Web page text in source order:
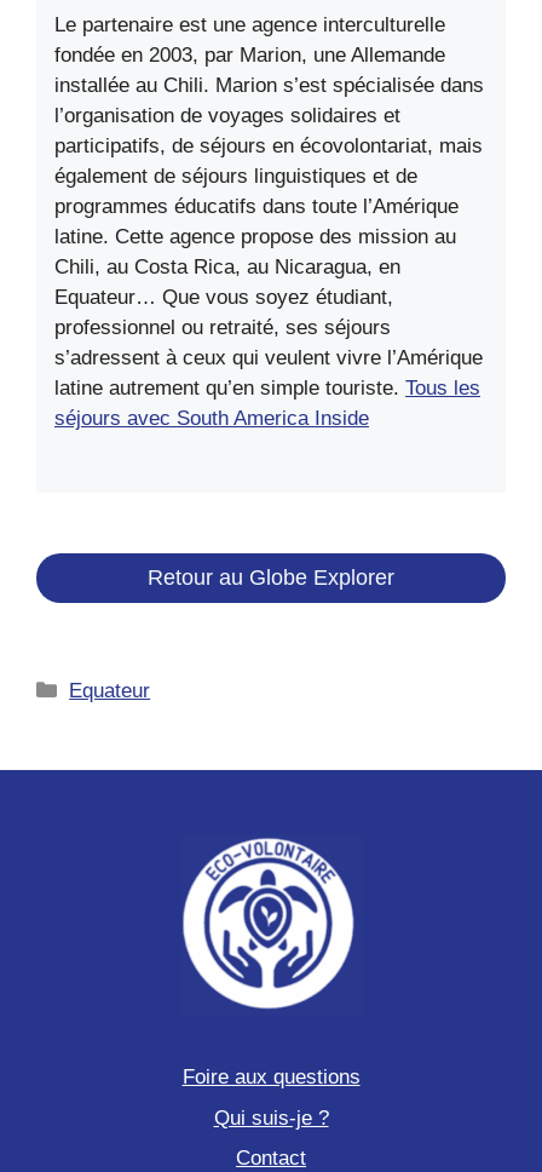
Le partenaire est une agence interculturelle
fondée en 2003, par Marion, une Allemande
installée au Chili. Marion s’est spécialisée dans
l’organisation de voyages solidaires et
participatifs, de séjours en écovolontariat, mais
également de séjours linguistiques et de
programmes éducatifs dans toute l’Amérique
latine. Cette agence propose des mission au
Chili, au Costa Rica, au Nicaragua, en
Equateur… Que vous soyez étudiant,
professionnel ou retraité, ses séjours
s’adressent à ceux qui veulent vivre l’Amérique
latine autrement qu’en simple touriste. Tous les
séjours avec South America Inside
Retour au Globe Explorer
Catégories
Equateur
Foire aux questions
Qui suis-je ?
Contact